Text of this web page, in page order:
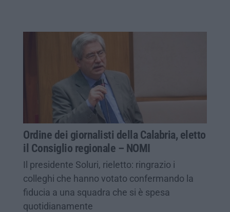
Ordine dei giornalisti della Calabria, eletto
il Consiglio regionale – NOMI
Il presidente Soluri, rieletto: ringrazio i
colleghi che hanno votato confermando la
fiducia a una squadra che si è spesa
quotidianamente